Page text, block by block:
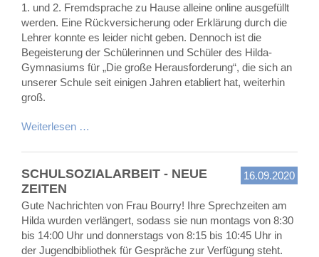
1. und 2. Fremdsprache zu Hause alleine online ausgefüllt
werden. Eine Rückversicherung oder Erklärung durch die
Lehrer konnte es leider nicht geben. Dennoch ist die
Begeisterung der Schülerinnen und Schüler des Hilda-
Gymnasiums für „Die große Herausforderung“, die sich an
unserer Schule seit einigen Jahren etabliert hat, weiterhin
groß.
Weiterlesen …
16.09.2020
SCHULSOZIALARBEIT - NEUE
ZEITEN
Gute Nachrichten von Frau Bourry! Ihre Sprechzeiten am
Hilda wurden verlängert, sodass sie nun montags von 8:30
bis 14:00 Uhr und donnerstags von 8:15 bis 10:45 Uhr in
der Jugendbibliothek für Gespräche zur Verfügung steht.